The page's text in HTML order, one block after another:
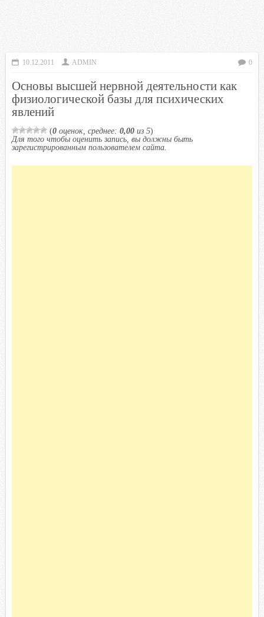
10.12.2011 ADMIN 0
Основы высшей нервной деятельности как
физиологической базы для психических
явлений
(0 оценок, среднее: 0,00 из 5)
Для того чтобы оценить запись, вы должны быть
зарегистрированным пользователем сайта.